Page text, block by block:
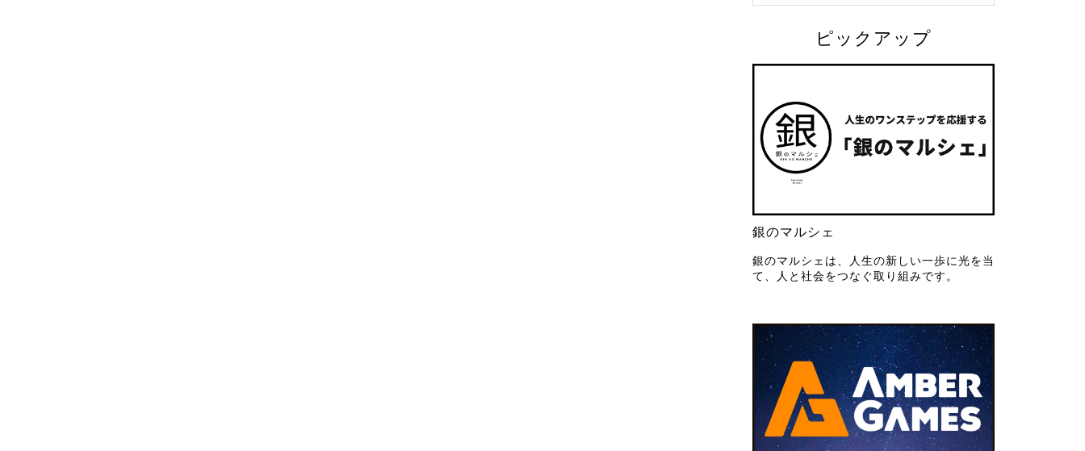
ピックアップ
銀のマルシェ
銀のマルシェは、人生の新しい一歩に光を当
て、人と社会をつなぐ取り組みです。